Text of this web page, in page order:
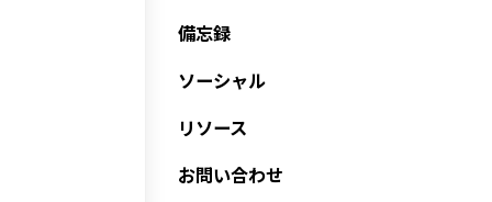
備忘録
ソーシャル
リソース
お問い合わせ